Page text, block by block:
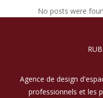
No posts were
Agence de design
professionnels et les